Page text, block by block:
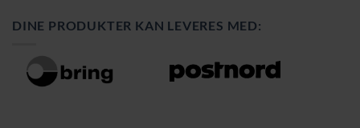
DINE PRODUKTER KAN LEVERES MED: